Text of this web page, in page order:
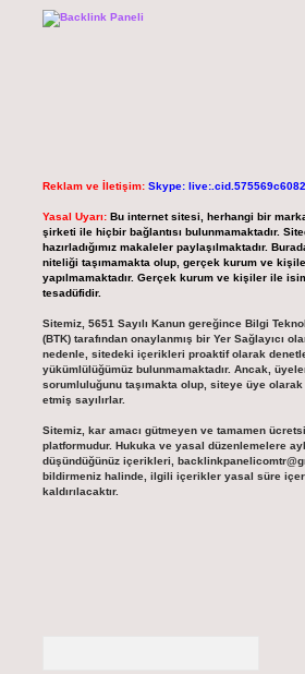
Reklam ve İletişim: Skype:
Yasal Uyarı: Bu internet sitesi, herhangi bir
şirketi ile hiçbir bağlantısı bulunmamaktadır.
hazırladığımız makaleler paylaşılmaktadır.
niteliği taşımamakta olup, gerçek kurum ve
yapılmamaktadır. Gerçek kurum ve kişiler ile
tesadüfidir.
Sitemiz, 5651 Sayılı Kanun gereğince Bilgi
(BTK) tarafından onaylanmış bir Yer Sağlayıcı
nedenle, sitedeki içerikleri proaktif olarak
yükümlülüğümüz bulunmamaktadır. Ancak,
sorumluluğunu taşımakta olup, siteye üye
etmiş sayılırlar.
Sitemiz, kar amacı gütmeyen ve tamamen
platformudur. Hukuka ve yasal düzenlemelere
düşündüğünüz içerikleri,
bildirmeniz halinde, ilgili içerikler yasal süre
kaldırılacaktır.